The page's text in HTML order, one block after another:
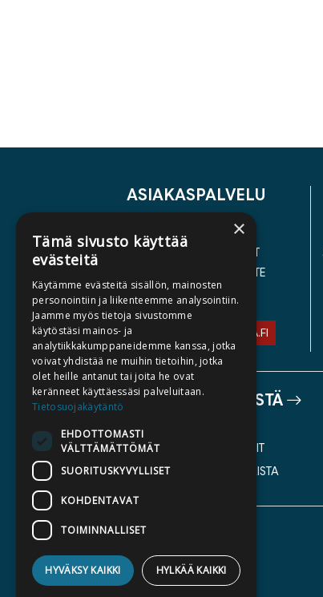
ASIAKASPALVELU
YHTEYSTIEDOT
YLEISET TOIMITUSEHDOT
SAAVUTETTAVUUSSELOSTE
TIETOSUOJASELOSTE
ASIAKASPALVELU@STORIA.FI
TIETOA MEISTÄ
KATALOGIT
AJANKOHTAISTA
×
Tämä sivusto käyttää
evästeitä
Käytämme evästeitä sisällön, mainosten
personointiin ja liikenteemme analysointiin.
Jaamme myös tietoja sivustomme
käytöstäsi mainos- ja
analytiikkakumppaneidemme kanssa, jotka
voivat yhdistää ne muihin tietoihin, jotka
olet heille antanut tai joita he ovat
keränneet käyttäessäsi palveluitaan.
Tietosuojakäytäntö
EHDOTTOMASTI
VÄLTTÄMÄTTÖMÄT
SUORITUSKYVYLLISET
KOHDENTAVAT
TOIMINNALLISET
HYVÄKSY KAIKKI HYLKÄÄ KAIKKI